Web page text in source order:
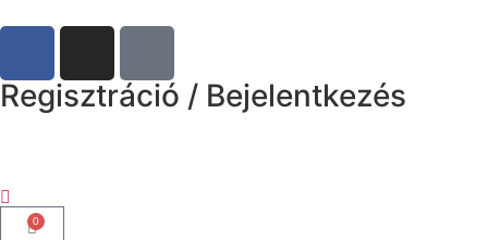
Regisztráció / Bejelentkezés
0